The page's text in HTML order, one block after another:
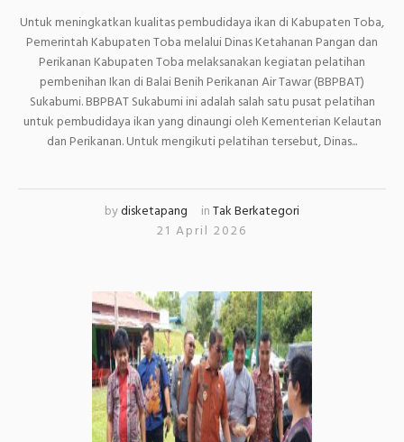
Untuk meningkatkan kualitas pembudidaya ikan di Kabupaten Toba,
Pemerintah Kabupaten Toba melalui Dinas Ketahanan Pangan dan
Perikanan Kabupaten Toba melaksanakan kegiatan pelatihan
pembenihan Ikan di Balai Benih Perikanan Air Tawar (BBPBAT)
Sukabumi. BBPBAT Sukabumi ini adalah salah satu pusat pelatihan
untuk pembudidaya ikan yang dinaungi oleh Kementerian Kelautan
dan Perikanan. Untuk mengikuti pelatihan tersebut, Dinas...
bydisketapang inTak Berkategori
21 April 2026